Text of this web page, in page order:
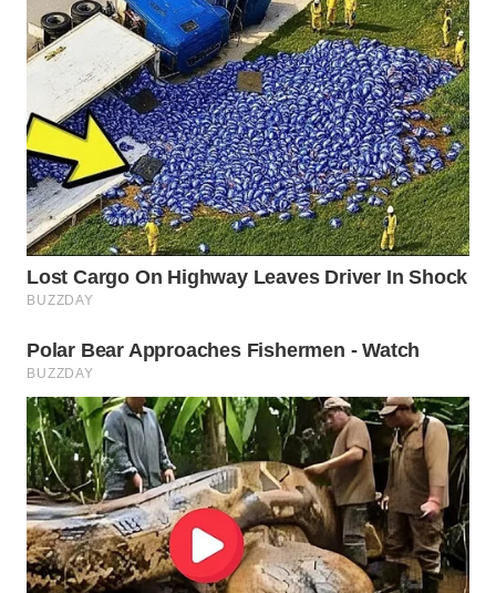
UTARA
WN
SAMOSIR
WN
PADANG
LAWAS
WN
SUMEDANG
WN
CIANJUR
WN
KEPULAUAN
SERIBU
WN
TANGERANG